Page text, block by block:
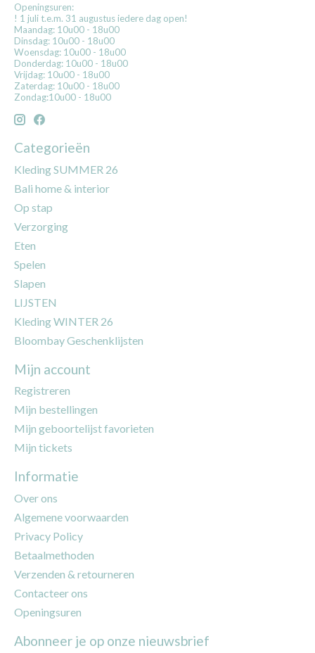
Openingsuren:
! 1 juli t.e.m. 31 augustus iedere dag open!
Maandag: 10u00 - 18u00
Dinsdag: 10u00 - 18u00
Woensdag: 10u00 - 18u00
Donderdag: 10u00 - 18u00
Vrijdag: 10u00 - 18u00
Zaterdag: 10u00 - 18u00
Zondag:10u00 - 18u00
Categorieën
Kleding SUMMER 26
Bali home & interior
Op stap
Verzorging
Eten
Spelen
Slapen
LIJSTEN
Kleding WINTER 26
Bloombay Geschenklijsten
Mijn account
Registreren
Mijn bestellingen
Mijn geboortelijst favorieten
Mijn tickets
Informatie
Over ons
Algemene voorwaarden
Privacy Policy
Betaalmethoden
Verzenden & retourneren
Contacteer ons
Openingsuren
Abonneer je op onze nieuwsbrief